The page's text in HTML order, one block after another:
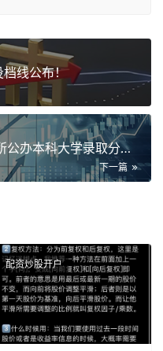
线公布！
敬请期待：2026年广东省50所公办本科大学录取分数线深度预
下一篇
配资炒股开户